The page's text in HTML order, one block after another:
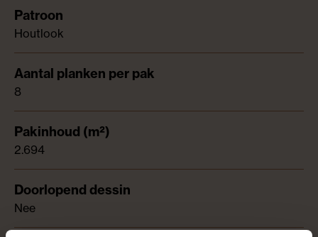
Houtlook
8
2.694
Nee